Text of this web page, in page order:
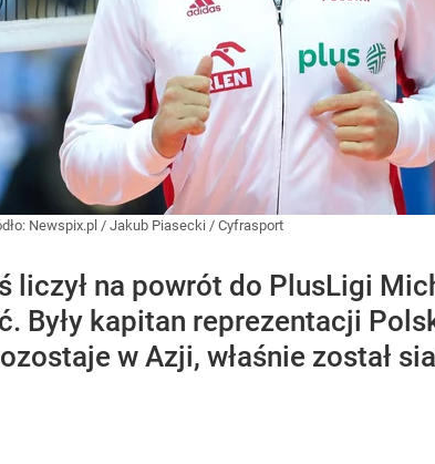
Newspix.pl / Jakub Piasecki / Cyfrasport
liczył na powrót do PlusLigi
Były kapitan reprezentacji
w Azji, właśnie został